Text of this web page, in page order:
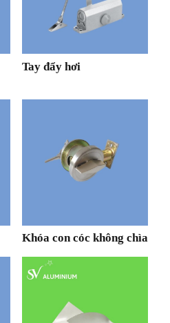
Tay đẩy hơi
Khóa con cóc không chìa